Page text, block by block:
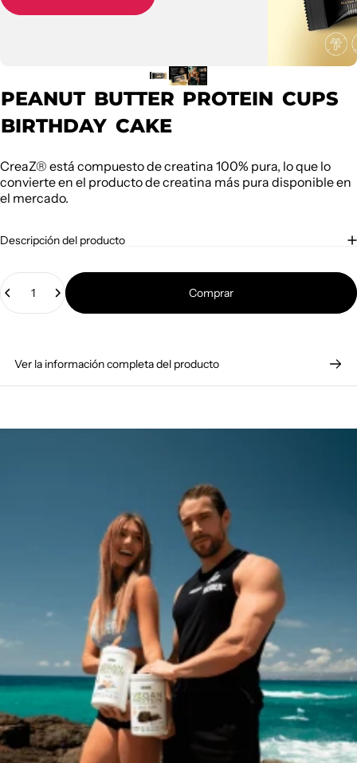
PEANUT BUTTER PROTEIN CUPS
BIRTHDAY CAKE
CreaZ® está compuesto de creatina 100% pura, lo que lo
convierte en el producto de creatina más pura disponible en
el mercado.
Descripción del producto
Cantidad
Comprar
Ver la información completa del producto